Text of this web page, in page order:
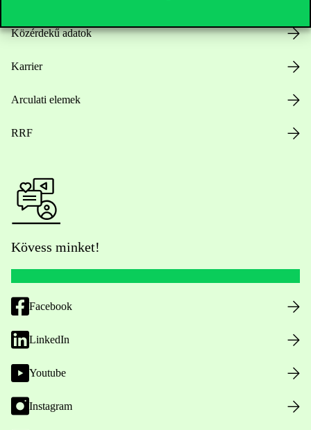
Közérdekű adatok
Karrier
Arculati elemek
RRF
Kövess minket!
Facebook
LinkedIn
Youtube
Instagram